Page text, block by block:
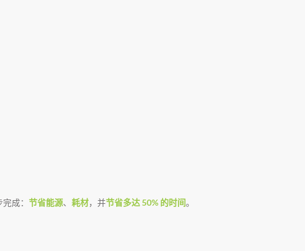
成： 节省能源、 耗材，并节省多达 50% 的时间。